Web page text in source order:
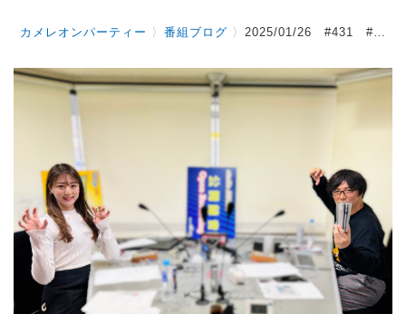
カメレオンパーティー 〉番組ブログ 〉2025/01/26 #431 #カメパ